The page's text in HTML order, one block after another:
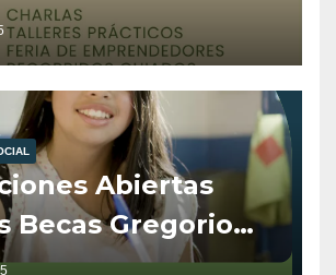
Angostura,
el 4° Encuentro
para la Salud.
Abiertas
Becas Gregorio